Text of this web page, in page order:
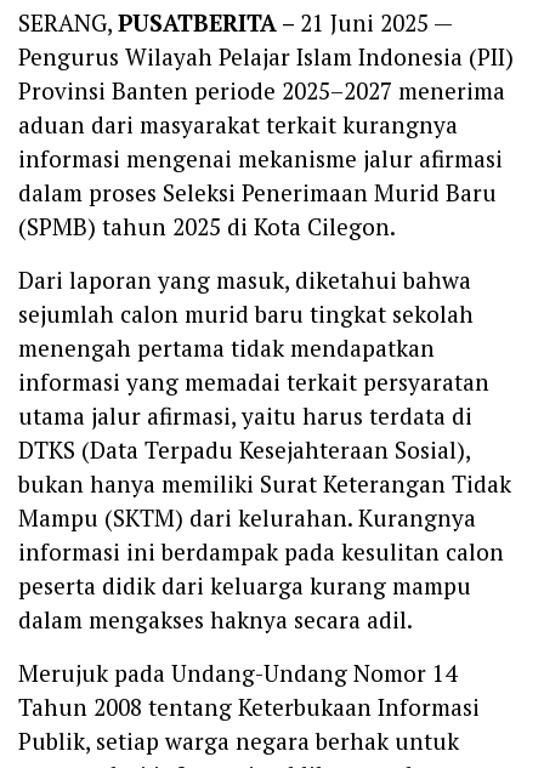
SERANG, PUSATBERITA – 21 Juni 2025 —
Pengurus Wilayah Pelajar Islam Indonesia (PII)
Provinsi Banten periode 2025–2027 menerima
aduan dari masyarakat terkait kurangnya
informasi mengenai mekanisme jalur afirmasi
dalam proses Seleksi Penerimaan Murid Baru
(SPMB) tahun 2025 di Kota Cilegon.
Dari laporan yang masuk, diketahui bahwa
sejumlah calon murid baru tingkat sekolah
menengah pertama tidak mendapatkan
informasi yang memadai terkait persyaratan
utama jalur afirmasi, yaitu harus terdata di
DTKS (Data Terpadu Kesejahteraan Sosial),
bukan hanya memiliki Surat Keterangan Tidak
Mampu (SKTM) dari kelurahan. Kurangnya
informasi ini berdampak pada kesulitan calon
peserta didik dari keluarga kurang mampu
dalam mengakses haknya secara adil.
Merujuk pada Undang-Undang Nomor 14
Tahun 2008 tentang Keterbukaan Informasi
Publik, setiap warga negara berhak untuk